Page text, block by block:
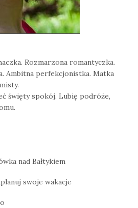
Rozmarzona romantyczka.
Ambitna perfekcjonistka. Matka
święty spokój. Lubię podróże,
nad Bałtykiem
swoje wakacje